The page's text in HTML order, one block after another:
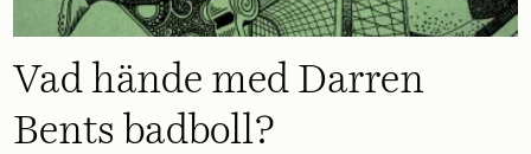
Vad hände med Darren
Bents badboll?